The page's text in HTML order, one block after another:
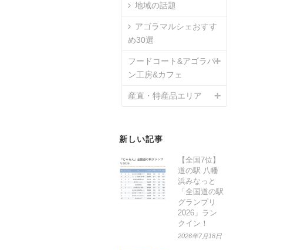
地域の話題
アゴラマルシェおすす
め30選
フードコート&アゴラパ
ン工房&カフェ
産直・特産品エリア
新しい記事
【全国7位】
道の駅 八幡
浜みなっと
「全国道の駅
グランプリ
2026」ラン
クイン！
2026年7月18日